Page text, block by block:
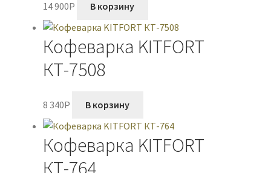
14 900P В корзину
Кофеварка KITFORT
КТ-7508
8 340P В корзину
Кофеварка KITFORT